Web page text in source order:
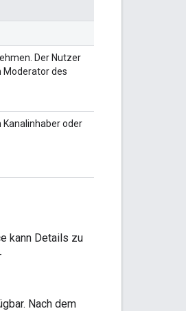
Der Nutzer
Moderator des
oder
kann Details zu
Nach dem